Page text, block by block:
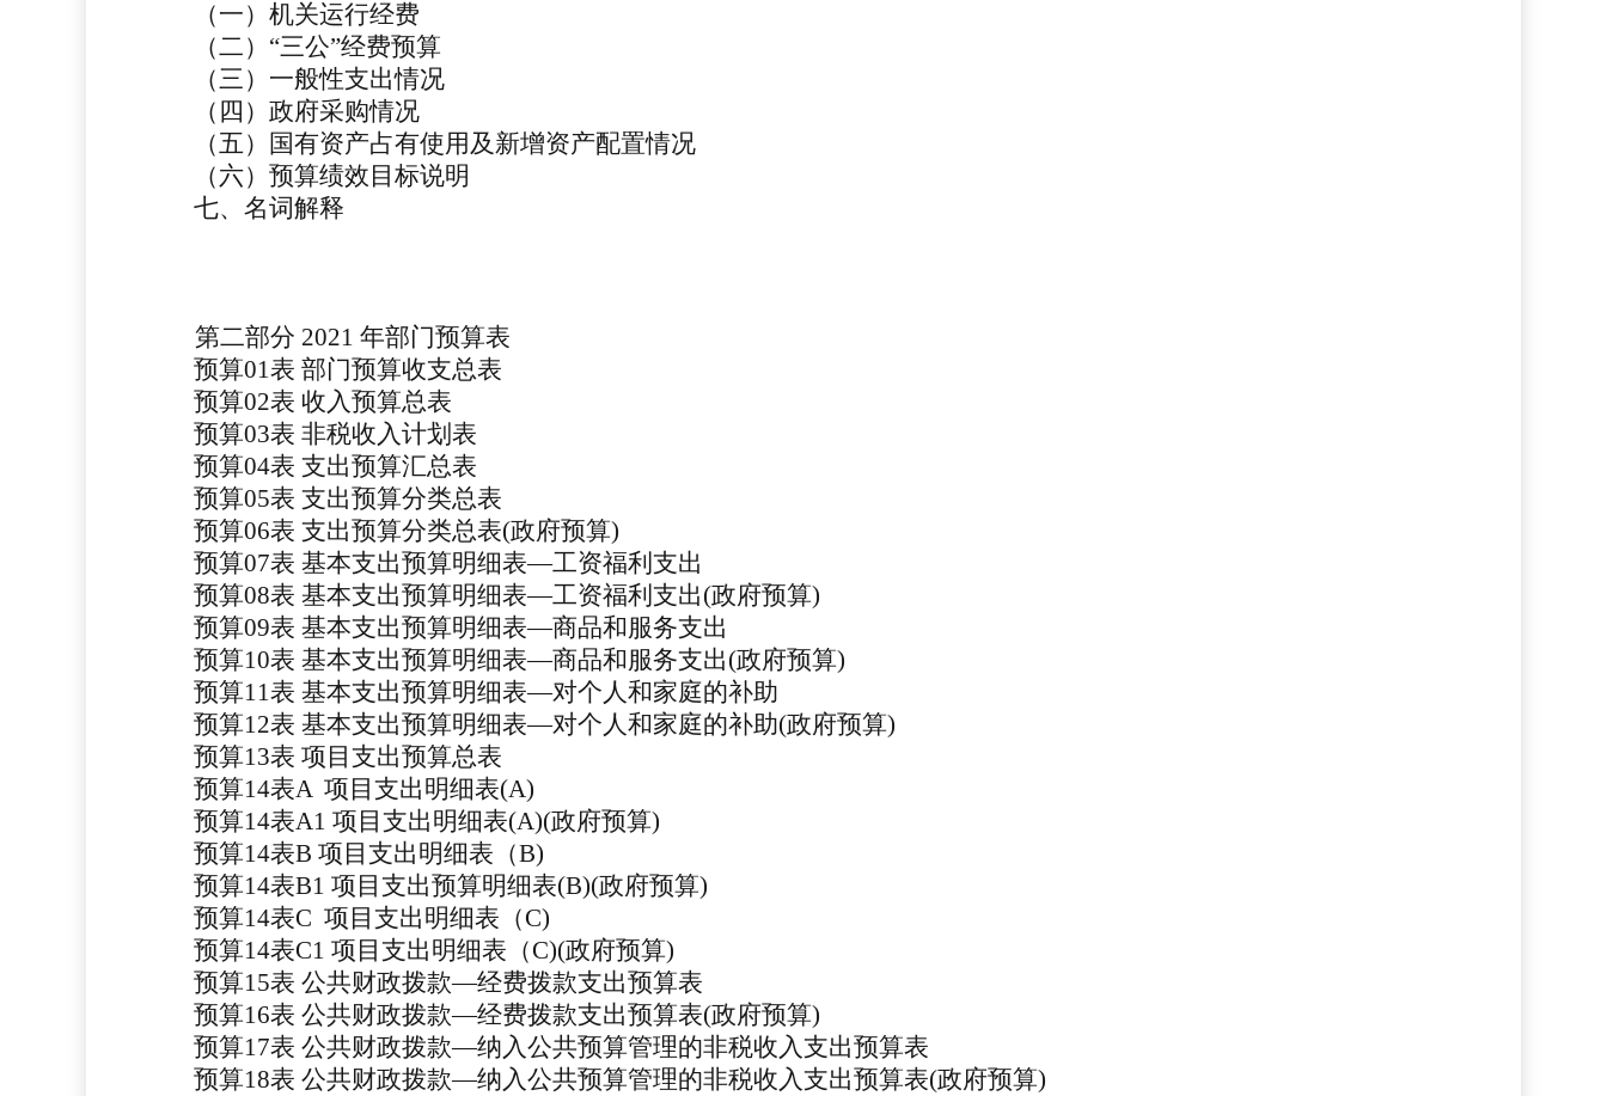
（一）机关运行经费
（二） “三公”经费预算
（三）一般性支出情况
（四）政府采购情况
（五）国有资产占有使用及新增资产配置情况
（六）预算绩效目标说明
七、名词解释
第二部分 2021 年部门预算表
预算01表 部门预算收支总表
预算02表 收入预算总表
预算03表 非税收入计划表
预算04表 支出预算汇总表
预算05表 支出预算分类总表
预算06表 支出预算分类总表(政府预算)
预算07表 基本支出预算明细表—工资福利支出
预算08表 基本支出预算明细表—工资福利支出(政府预算)
预算09表 基本支出预算明细表—商品和服务支出
预算10表 基本支出预算明细表—商品和服务支出(政府预算)
预算11表 基本支出预算明细表—对个人和家庭的补助
预算12表 基本支出预算明细表—对个人和家庭的补助(政府预算)
预算13表 项目支出预算总表
预算14表A 项目支出明细表(A)
预算14表A1 项目支出明细表(A)(政府预算)
预算14表B 项目支出明细表（B)
预算14表B1 项目支出预算明细表(B)(政府预算)
预算14表C 项目支出明细表（C)
预算14表C1 项目支出明细表（C)(政府预算)
预算15表 公共财政拨款—经费拨款支出预算表
预算16表 公共财政拨款—经费拨款支出预算表(政府预算)
预算17表 公共财政拨款—纳入公共预算管理的非税收入支出预算表
预算18表 公共财政拨款—纳入公共预算管理的非税收入支出预算表(政府预算)